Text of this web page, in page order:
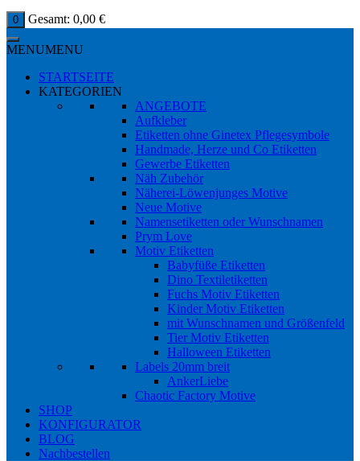
0 Gesamt: 0,00 €
MENUMENU
STARTSEITE
KATEGORIEN
ANGEBOTE
Aufkleber
Etiketten ohne Ginetex Pflegesymbole
Handmade, Herze und Co Etiketten
Gewerbe Etiketten
Näh Zubehör
Näherei-Löwenjunges Motive
Neue Motive
Namensetiketten oder Wunschnamen
Prym Love
Motiv Etiketten
Babyfüße Etiketten
Dino Textiletiketten
Fuchs Motiv Etiketten
Kinder Motiv Etiketten
mit Wunschnamen und Größenfeld
Tier Motiv Etiketten
Halloween Etiketten
Labels 20mm breit
AnkerLiebe
Chaotic Factory Motive
SHOP
KONFIGURATOR
BLOG
Nachbestellen